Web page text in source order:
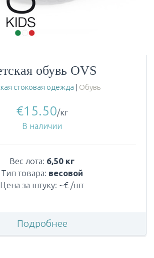
обувь OVS
стоковая одежда | Обувь
€15.50/кг
В наличии
Вес лота: 6,50 кг
Тип товара: весовой
Цена за штуку: ~€ /шт
Подробнее